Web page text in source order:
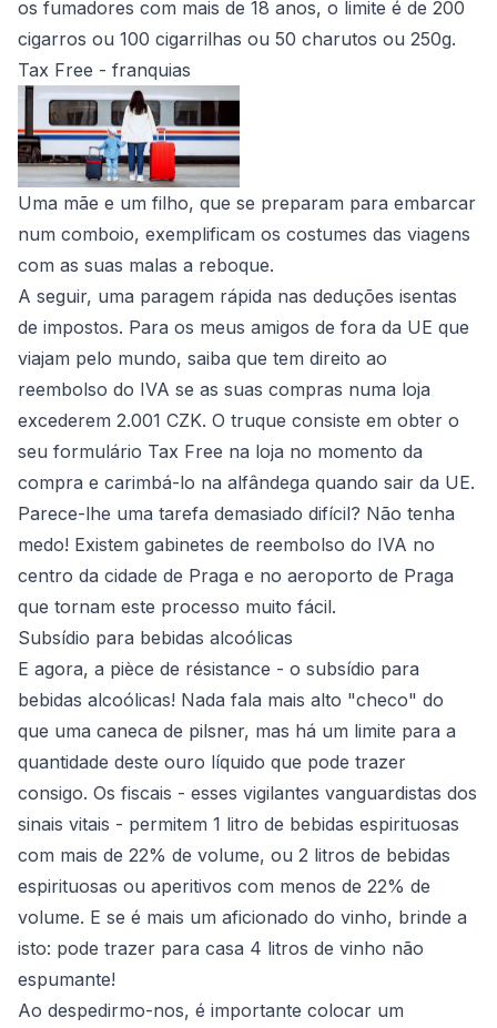
os fumadores com mais de 18 anos, o limite é de 200
cigarros ou 100 cigarrilhas ou 50 charutos ou 250g.
Tax Free - franquias
Uma mãe e um filho, que se preparam para embarcar
num comboio, exemplificam os costumes das viagens
com as suas malas a reboque.
A seguir, uma paragem rápida nas deduções isentas
de impostos. Para os meus amigos de fora da UE que
viajam pelo mundo, saiba que tem direito ao
reembolso do IVA se as suas compras numa loja
excederem 2.001 CZK. O truque consiste em obter o
seu formulário Tax Free na loja no momento da
compra e carimbá-lo na alfândega quando sair da UE.
Parece-lhe uma tarefa demasiado difícil? Não tenha
medo! Existem gabinetes de reembolso do IVA no
centro da cidade de Praga e no aeroporto de Praga
que tornam este processo muito fácil.
Subsídio para bebidas alcoólicas
E agora, a pièce de résistance - o subsídio para
bebidas alcoólicas! Nada fala mais alto "checo" do
que uma caneca de pilsner, mas há um limite para a
quantidade deste ouro líquido que pode trazer
consigo. Os fiscais - esses vigilantes vanguardistas dos
sinais vitais - permitem 1 litro de bebidas espirituosas
com mais de 22% de volume, ou 2 litros de bebidas
espirituosas ou aperitivos com menos de 22% de
volume. E se é mais um aficionado do vinho, brinde a
isto: pode trazer para casa 4 litros de vinho não
espumante!
Ao despedirmo-nos, é importante colocar um